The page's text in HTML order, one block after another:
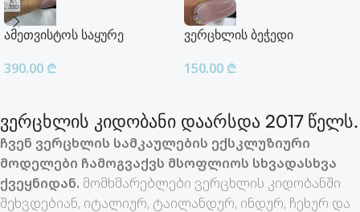
ამეთვისტოს საყურე
390.00 ₾
ვერცხლის ბეჭედი
150.00 ₾
ვერცხლის კიდობანი დაარსდა 2017 წელს.
ჩვენ ვერცხლის სამკაულების ექსკლუზიური
მოდელები ჩამოგვაქვს მსოფლიოს სხვადასხვა
ქვეყნიდან. მომხმარებლები ვერცხლის კიდობანში
შეხვდებიან, იტალიურ, ტაილანდურ, ინდურ, ჩეხურ და